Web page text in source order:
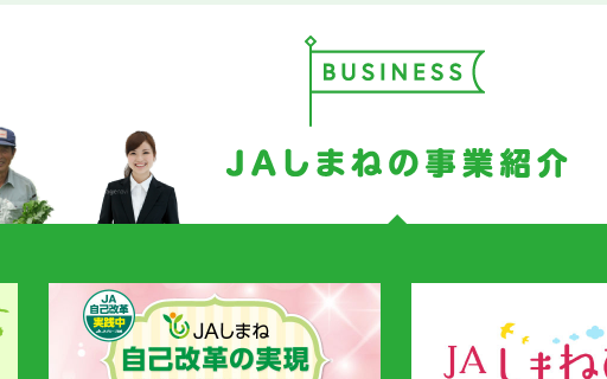
5月子牛市場名簿（島根西部）（島根中央）を更新しました
5月は島根県産 種無しぶどう「デラウェア」が当たる！
4月子牛市況（速報）を更新しました
ベランダでも育てられる みんなのコンテナ菜園（スイートコーン）
4月子牛市場名簿（島根中央）を更新しました
3月子牛市況（速報）を更新しました